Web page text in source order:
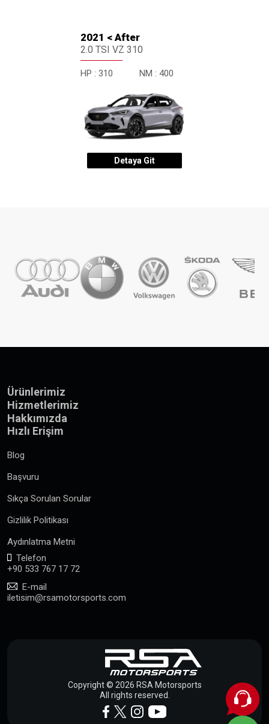
2021 < After
2.0 TSI VZ 310
HP : 310 NM : 400
Detaya Git
Ürünlerimiz
Hizmetlerimiz
Hakkımızda
Hızlı Erişim
Blog
Başvuru
Sıkça Sorulan Sorular
Gizlilik Politikası
Aydınlatma Metni
Telefon
+90 533 767 17 72
E-mail
iletisim@rsamotorsports.com
Copyright © 2026 RSA Motorsports
All rights reserved.